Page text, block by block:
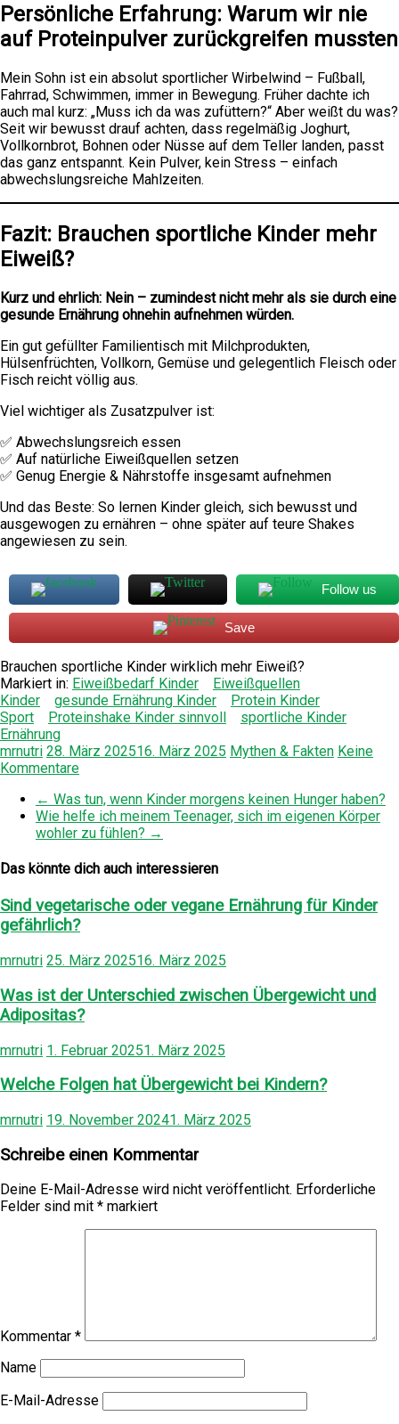
Persönliche Erfahrung: Warum wir nie
auf Proteinpulver zurückgreifen mussten
Mein Sohn ist ein absolut sportlicher Wirbelwind – Fußball,
Fahrrad, Schwimmen, immer in Bewegung. Früher dachte ich
auch mal kurz: „Muss ich da was zufüttern?“ Aber weißt du was?
Seit wir bewusst drauf achten, dass regelmäßig Joghurt,
Vollkornbrot, Bohnen oder Nüsse auf dem Teller landen, passt
das ganz entspannt. Kein Pulver, kein Stress – einfach
abwechslungsreiche Mahlzeiten.
Fazit: Brauchen sportliche Kinder mehr
Eiweiß?
Kurz und ehrlich: Nein – zumindest nicht mehr als sie durch eine
gesunde Ernährung ohnehin aufnehmen würden.
Ein gut gefüllter Familientisch mit Milchprodukten,
Hülsenfrüchten, Vollkorn, Gemüse und gelegentlich Fleisch oder
Fisch reicht völlig aus.
Viel wichtiger als Zusatzpulver ist:
✅ Abwechslungsreich essen
✅ Auf natürliche Eiweißquellen setzen
✅ Genug Energie & Nährstoffe insgesamt aufnehmen
Und das Beste: So lernen Kinder gleich, sich bewusst und
ausgewogen zu ernähren – ohne später auf teure Shakes
angewiesen zu sein.
Follow us
Save
Brauchen sportliche Kinder wirklich mehr Eiweiß?
Markiert in: Eiweißbedarf Kinder
Eiweißquellen
Kinder
gesunde Ernährung Kinder
Protein Kinder
Sport
Proteinshake Kinder sinnvoll
sportliche Kinder
Ernährung
mrnutri 28. März 202516. März 2025 Mythen & Fakten Keine
Kommentare
← Was tun, wenn Kinder morgens keinen Hunger haben?
Wie helfe ich meinem Teenager, sich im eigenen Körper
wohler zu fühlen? →
Das könnte dich auch interessieren
Sind vegetarische oder vegane Ernährung für Kinder
gefährlich?
mrnutri 25. März 202516. März 2025
Was ist der Unterschied zwischen Übergewicht und
Adipositas?
mrnutri 1. Februar 20251. März 2025
Welche Folgen hat Übergewicht bei Kindern?
mrnutri 19. November 20241. März 2025
Schreibe einen Kommentar
Deine E-Mail-Adresse wird nicht veröffentlicht. Erforderliche
Felder sind mit * markiert
Kommentar *
Name
E-Mail-Adresse